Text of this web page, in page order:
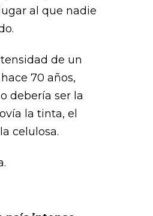
al que nadie
de un
70 años,
debería ser la
la tinta, el
celulosa.